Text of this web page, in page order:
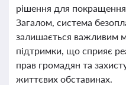
рішення для
Загалом, система
залишається важливим
підтримки, що сприяє
прав громадян та
життєвих обставинах.